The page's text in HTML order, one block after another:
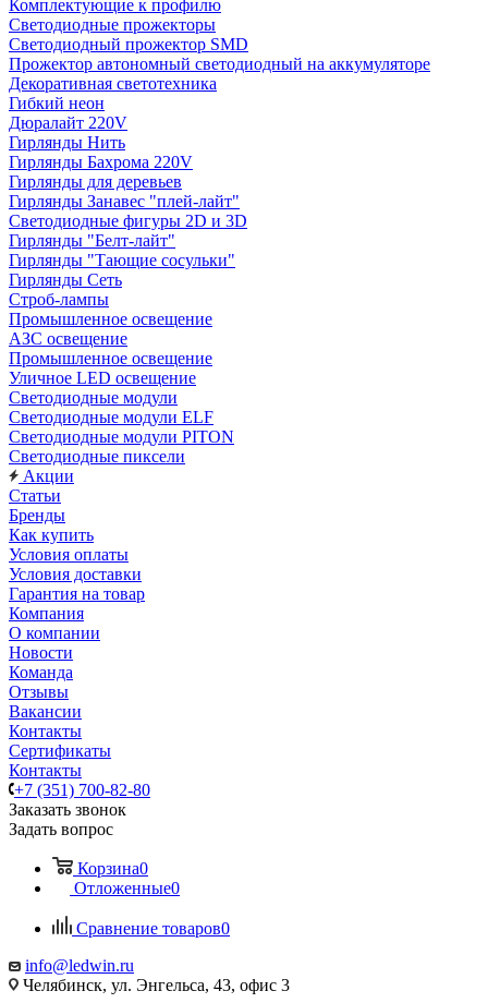
Комплектующие к профилю
Светодиодные прожекторы
Светодиодный прожектор SMD
Прожектор автономный светодиодный на аккумуляторе
Декоративная светотехника
Гибкий неон
Дюралайт 220V
Гирлянды Нить
Гирлянды Бахрома 220V
Гирлянды для деревьев
Гирлянды Занавес "плей-лайт"
Светодиодные фигуры 2D и 3D
Гирлянды "Белт-лайт"
Гирлянды "Тающие сосульки"
Гирлянды Сеть
Строб-лампы
Промышленное освещение
АЗС освещение
Промышленное освещение
Уличное LED освещение
Светодиодные модули
Светодиодные модули ELF
Светодиодные модули PITON
Светодиодные пиксели
Акции
Статьи
Бренды
Как купить
Условия оплаты
Условия доставки
Гарантия на товар
Компания
О компании
Новости
Команда
Отзывы
Вакансии
Контакты
Сертификаты
Контакты
+7 (351) 700-82-80
Заказать звонок
Задать вопрос
Корзина0
Отложенные0
Сравнение товаров0
info@ledwin.ru
Челябинск, ул. Энгельса, 43, офис 3